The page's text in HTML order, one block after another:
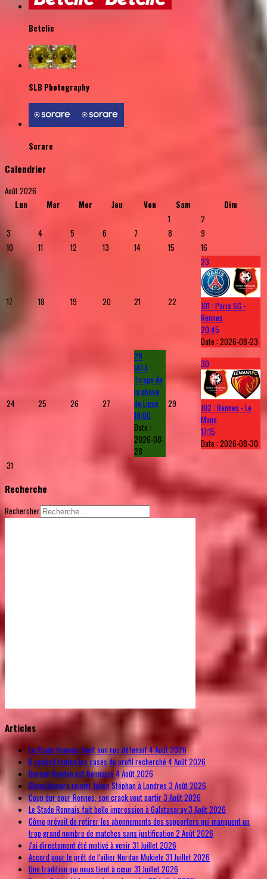
Betclic
SLB Photography
Sorare
Calendrier
Août 2026
Lun
Mar Mer Jeu Ven Sam
Dim
1
2
3
4 5 6 7 8
9
10
11 12 13 14 15 16
17 18 19 20 21 22
23
J01 : Paris SG -
Rennes
20:45
Date :2026-08-23
24 25 26 27
28
UEFA
Tirage de
la phase
de Ligue
18:00
Date :
2026-08-
28
29
30
J02 : Rennes - Le
Mans
17:15
Date :2026-08-30
31
Recherche
Rechercher
Joomla! 3 Modules- by VinaGecko.com
Articles
Le Stade Rennais tient son roc défensif4 Août 2026
Il cochait toutes les cases du profil recherché4 Août 2026
Doreen Norden est Rennaise 4 Août 2026
Glenn Kamara rejoint Julien Stéphan à Londres 3 Août 2026
Coup dur pour Rennes, son crack veut partir3 Août 2026
Le Stade Rennais fait belle impression à Galatasaray3 Août 2026
Côme prévoit de retirer les abonnements des supporters qui manquent un
trop grand nombre de matches sans justification 2 Août 2026
J'ai directement été motivé à venir31 Juillet 2026
Accord pour le prêt de l'ailier Nordan Mukiele 31 Juillet 2026
Une tradition qui nous tient à cœur31 Juillet 2026